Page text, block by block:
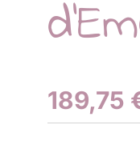
189,75